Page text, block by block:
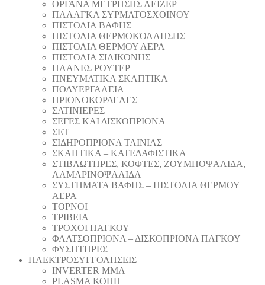
ΟΡΓΑΝΑ ΜΕΤΡΗΣΗΣ ΛΕΙΖΕΡ
ΠΑΛΑΓΚΑ ΣΥΡΜΑΤΟΣΧΟΙΝΟΥ
ΠΙΣΤΟΛΙΑ ΒΑΦΗΣ
ΠΙΣΤΟΛΙΑ ΘΕΡΜΟΚΌΛΛΗΣΗΣ
ΠΙΣΤΟΛΙΑ ΘΕΡΜΟΥ ΑΕΡΑ
ΠΙΣΤΟΛΙΑ ΣΙΛΙΚΟΝΗΣ
ΠΛΑΝΕΣ ΡΟΥΤΕΡ
ΠΝΕΥΜΑΤΙΚΑ ΣΚΑΠΤΙΚΑ
ΠΟΛΥΕΡΓΑΛΕΙΑ
ΠΡΙΟΝΟΚΟΡΔΕΛΕΣ
ΣΑΤΙΝΙΕΡΕΣ
ΣΕΓΕΣ ΚΑΙ ΔΙΣΚΟΠΡΙΟΝΑ
ΣΕΤ
ΣΙΔΗΡΟΠΡΙΟΝΑ ΤΑΙΝΙΑΣ
ΣΚΑΠΤΙΚΑ – ΚΑΤΕΔΑΦΙΣΤΙΚΑ
ΣΤΙΒΛΩΤΗΡΕΣ, ΚΟΦΤΕΣ, ΖΟΥΜΠΟΨΑΛΙΔΑ,
ΛΑΜΑΡΙΝΟΨΑΛΙΔΑ
ΣΥΣΤΗΜΑΤΑ ΒΑΦΗΣ – ΠΙΣΤΟΛΙΑ ΘΕΡΜΟΥ
ΑΕΡΑ
ΤΟΡΝΟΙ
ΤΡΙΒΕΙΑ
ΤΡΟΧΟΙ ΠΑΓΚΟΥ
ΦΑΛΤΣΟΠΡΙΟΝΑ – ΔΙΣΚΟΠΡΙΟΝΑ ΠΑΓΚΟΥ
ΦΥΣΗΤΗΡΕΣ
ΗΛΕΚΤΡΟΣΥΓΓΟΛΗΣΕΙΣ
INVERTER MMA
PLASMA ΚΟΠΗ